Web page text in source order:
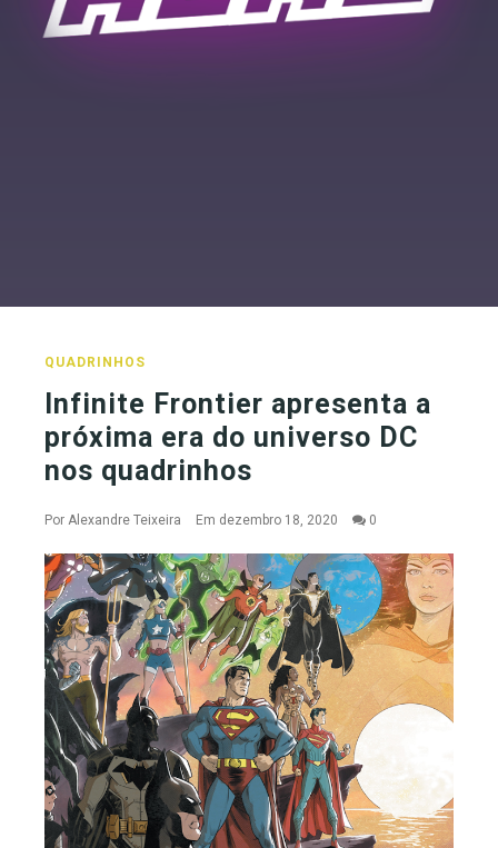
QUADRINHOS
Infinite Frontier apresenta a
próxima era do universo DC
nos quadrinhos
Por Alexandre Teixeira Em dezembro 18, 2020 0